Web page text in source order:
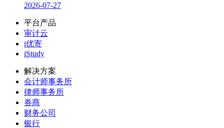
2026-07-27
平台产品
审计云
i优寄
iStudy
解决方案
会计师事务所
律师事务所
券商
财务公司
银行